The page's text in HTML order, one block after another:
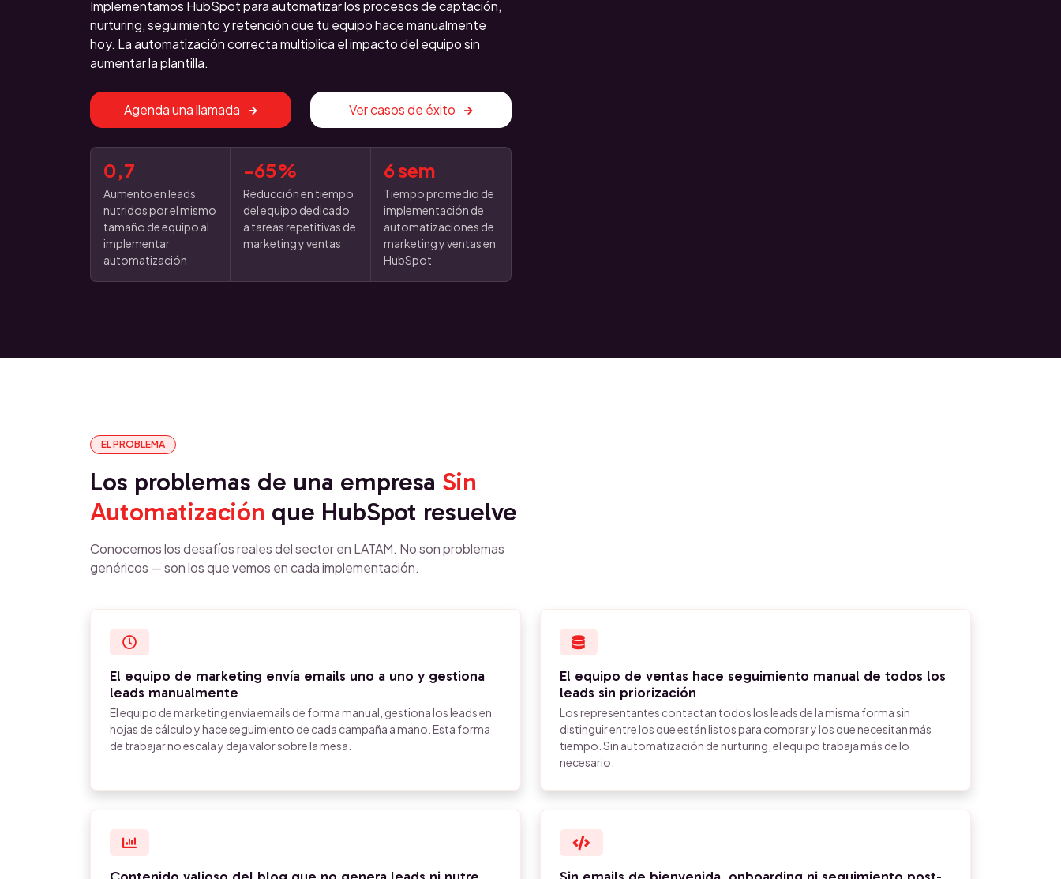
Implementamos HubSpot para automatizar los procesos de captación,
nurturing, seguimiento y retención que tu equipo hace manualmente
hoy. La automatización correcta multiplica el impacto del equipo sin
aumentar la plantilla.
Agenda una llamada Ver casos de éxito
0,7
Aumento en leads
nutridos por el mismo
tamaño de equipo al
implementar
automatización
-65%
Reducción en tiempo
del equipo dedicado
a tareas repetitivas de
marketing y ventas
6 sem
Tiempo promedio de
implementación de
automatizaciones de
marketing y ventas en
HubSpot
EL PROBLEMA
Los problemas de una empresa Sin
Automatización que HubSpot resuelve
Conocemos los desafíos reales del sector en LATAM. No son problemas
genéricos — son los que vemos en cada implementación.
El equipo de marketing envía emails uno a uno y gestiona
leads manualmente
El equipo de marketing envía emails de forma manual, gestiona los leads en
hojas de cálculo y hace seguimiento de cada campaña a mano. Esta forma
de trabajar no escala y deja valor sobre la mesa.
El equipo de ventas hace seguimiento manual de todos los
leads sin priorización
Los representantes contactan todos los leads de la misma forma sin
distinguir entre los que están listos para comprar y los que necesitan más
tiempo. Sin automatización de nurturing, el equipo trabaja más de lo
necesario.